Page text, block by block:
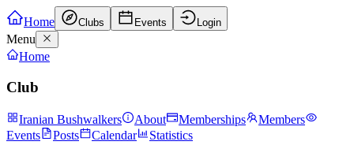
Home Clubs Events Login
Menu
Home
Club
Iranian Bushwalkers About Memberships
Members
Events
Posts Calendar Statistics